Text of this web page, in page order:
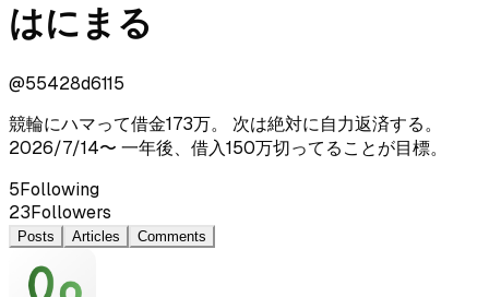
はにまる
@55428d6115
競輪にハマって借金173万。 次は絶対に自力返済する。
2026/7/14〜 一年後、借入150万切ってることが目標。
5Following
23Followers
Posts Articles Comments